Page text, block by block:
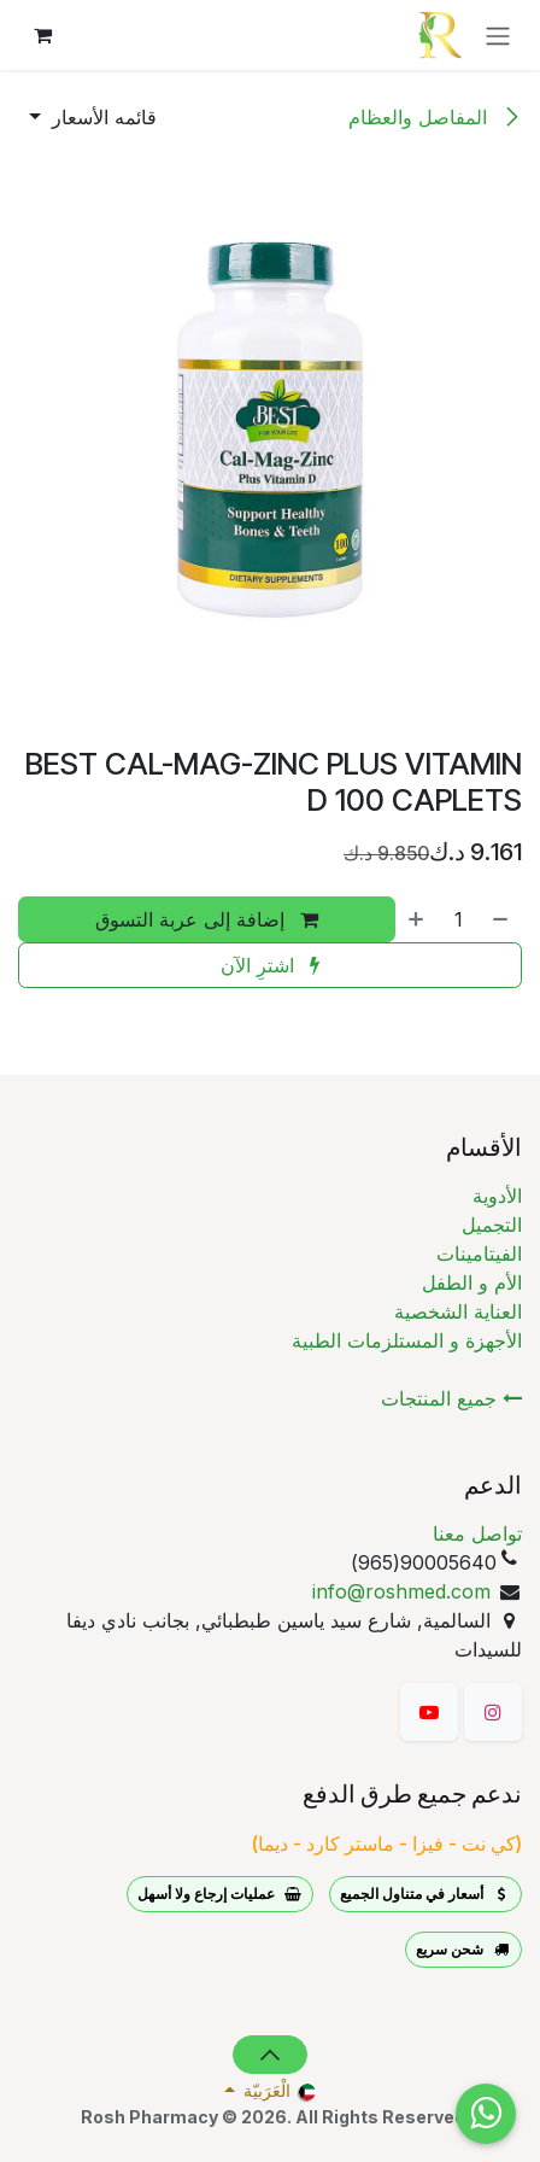
تخطي للذهاب إلى المحتوى
المفاصل والعظام قائمه الأسعار
BEST CAL-MAG-ZINC PLUS VITAMIN
D 100 CAPLETS
9.161 د.ك9.850د.ك
إضافة إلى عربة التسوق
اشترِ الآن
الأقسام
الأدوية
التجميل
الفيتامينات
الأم و الطفل
العناية الشخصية
الأجهزة و المستلزمات الطبية
جميع المنتجات
الدعم
تواصل معنا
90005640(965)
info@roshmed.com
السالمية, شارع سيد ياسين طبطبائي, بجانب نادي ديفا
للسيدات
ندعم جميع طرق الدفع
(كي نت - فيزا - ماستر كارد - ديما)
أسعار في متناول الجميع عمليات إرجاع ولا أسهل
شحن سريع
Rosh Pharmacy © 2026. All Rights Reserved
الْعَرَبيّة